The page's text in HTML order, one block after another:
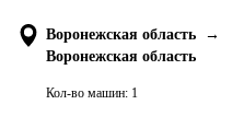
Воронежская область
→
Воронежская область
Кол-во машин: 1